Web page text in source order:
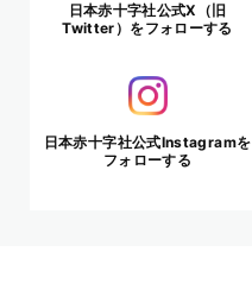
日本赤十字社公式X（旧
Twitter）をフォローする
日本赤十字社公式Instagramを
フォローする